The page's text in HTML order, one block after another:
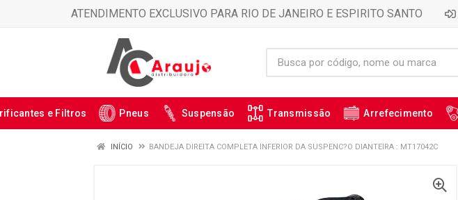
ATENDIMENTO EXCLUSIVO PARA RIO DE JANEIRO E ESPIRITO SANTO
e Filtros Pneus Suspensão Transmissão Arrefecimento
INÍCIO BANDEJA DIREITA COMPLETA INFERIOR DA SUSPENC?O DIANTEIRA : MT17042C